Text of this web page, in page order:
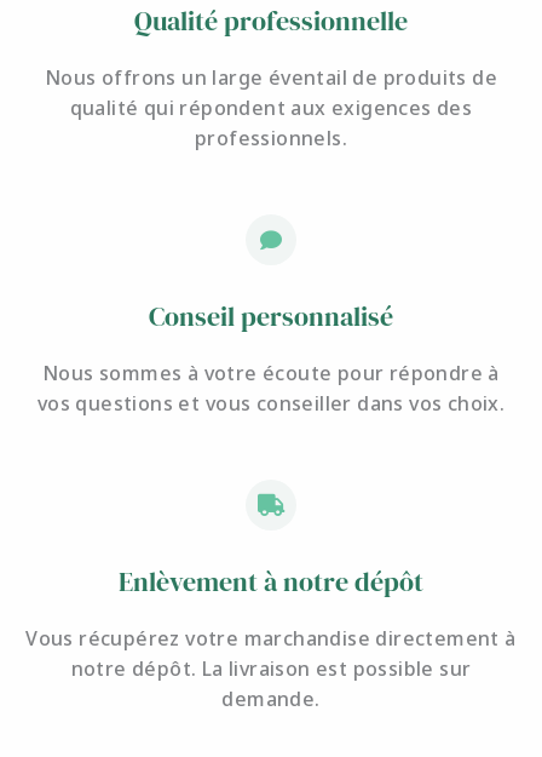
Qualité professionnelle
Nous offrons un large éventail de produits de
qualité qui répondent aux exigences des
professionnels.
Conseil personnalisé
Nous sommes à votre écoute pour répondre à
vos questions et vous conseiller dans vos choix.
Enlèvement à notre dépôt
Vous récupérez votre marchandise directement à
notre dépôt. La livraison est possible sur
demande.